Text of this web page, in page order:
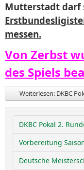
Mutterstadt darf
messen.
Von Zerbst
des Spiels
Weiterlesen: DKBC
DKBC Pokal 2.
Vorbereitung
Deutsche